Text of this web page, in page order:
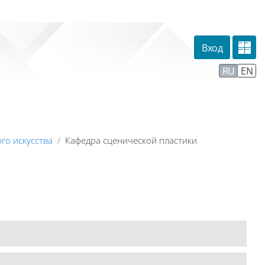
Вход
RU EN
искусства Кафедра сценической пластики